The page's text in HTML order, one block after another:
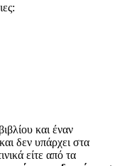
και έναν
δεν υπάρχει στα
είτε από τα